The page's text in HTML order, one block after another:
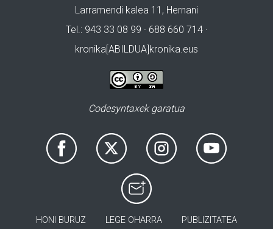
Larramendi kalea 11, Hernani
Tel.: 943 33 08 99 · 688 660 714 ·
kronika[ABILDUA]kronika.eus
Codesyntaxek garatua
HONI BURUZ LEGE OHARRA PUBLIZITATEA